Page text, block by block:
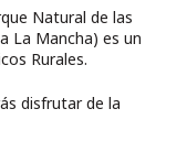
Natural de las
La Mancha) es un
Rurales.
disfrutar de la